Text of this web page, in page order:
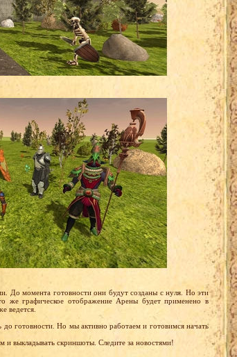
До момента готовности они будут созданы с нуля. Но эти
же графическое отображение Арены будет применено в
ведется.
готовности. Но мы активно работаем и готовимся начать
выкладывать скриншоты. Следите за новостями!